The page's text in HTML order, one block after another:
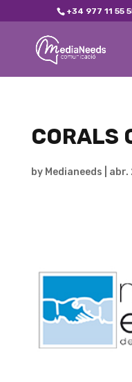
+34 977 11 55
CORALS
by Medianeeds abr.